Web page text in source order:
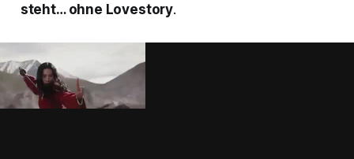
steht… ohne Lovestory.